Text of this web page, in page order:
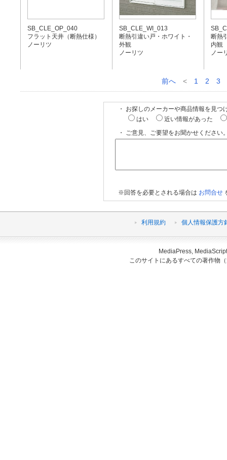
SB_CLE_OP_040
フラット天井（断熱仕様）
ノーリツ
SB_CLE_WI_013
断熱引違い戸・ホワイト・
外観
ノーリツ
断熱
内観
ノー
前へ < 1 2 3
・ お探しのメーカーや商品情報を見つ
はい
近い情報があった
・ ご意見、ご要望をお聞かせください
※回答を必要とされる場合は お問合せ
利用規約 個人情報保護方
MediaPress,
このサイトにあるすべての著作物